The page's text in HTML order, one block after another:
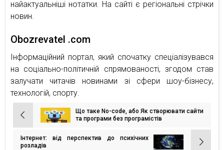
найактуальніші нотатки. На сайті є регіональні стрічки
новин.
Obozrevatel .com
Інформаційний портал, який спочатку спеціалізувався
на соціально-політичній спрямованості, згодом став
залучати читачів новинами зі сфери шоу-бізнесу,
технологій, спорту.
Навігація
записів
Що таке No-code, або Як створювати сайти
та програми без програмістів
Інтернет: від перспектив до психічних
розладів